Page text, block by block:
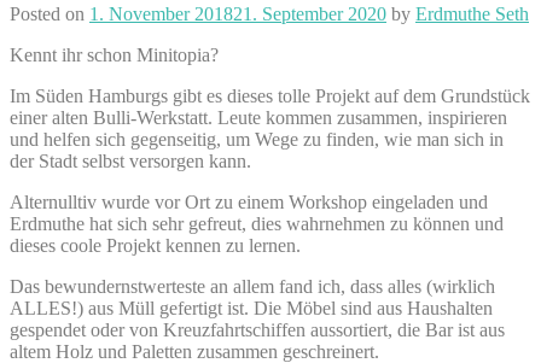
Posted on 1. November 201821. September 2020 by Erdmuthe Seth
Kennt ihr schon Minitopia?
Im Süden Hamburgs gibt es dieses tolle Projekt auf dem Grundstück
einer alten Bulli-Werkstatt. Leute kommen zusammen, inspirieren
und helfen sich gegenseitig, um Wege zu finden, wie man sich in
der Stadt selbst versorgen kann.
Alternulltiv wurde vor Ort zu einem Workshop eingeladen und
Erdmuthe hat sich sehr gefreut, dies wahrnehmen zu können und
dieses coole Projekt kennen zu lernen.
Das bewundernstwerteste an allem fand ich, dass alles (wirklich
ALLES!) aus Müll gefertigt ist. Die Möbel sind aus Haushalten
gespendet oder von Kreuzfahrtschiffen aussortiert, die Bar ist aus
altem Holz und Paletten zusammen geschreinert.